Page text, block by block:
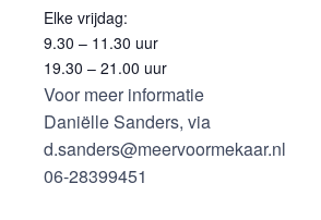
Elke vrijdag:
9.30 – 11.30 uur
19.30 – 21.00 uur
Voor meer informatie
Daniëlle Sanders, via
d.sanders@meervoormekaar.nl
06-28399451